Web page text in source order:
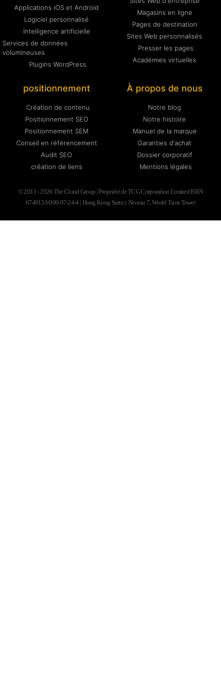
Applications iOS et Android
Logiciel personnalisé
Intelligence artificielle
Services de données
volumineuses
Plugins WordPress
Magasins en ligne
Pages de destination
Sites Web personnalisés
Presser les pages
Académies virtuelles
positionnement
Création de contenu
Positionnement SEO
Positionnement SEM
Conseil en référencement
Audit SEO
création de liens
À propos de nous
Notre blog
Notre histoire
Manuel de la marque
Garanties d'achat
Dossier corporatif
Mentions légales
© 2013 - 2026 The Cloud Group | Propriété de TCG Corporation Limited BRN
6749133-000-07-24-4 | Hong Kong Suite c Niveau 7, World Trust Tower